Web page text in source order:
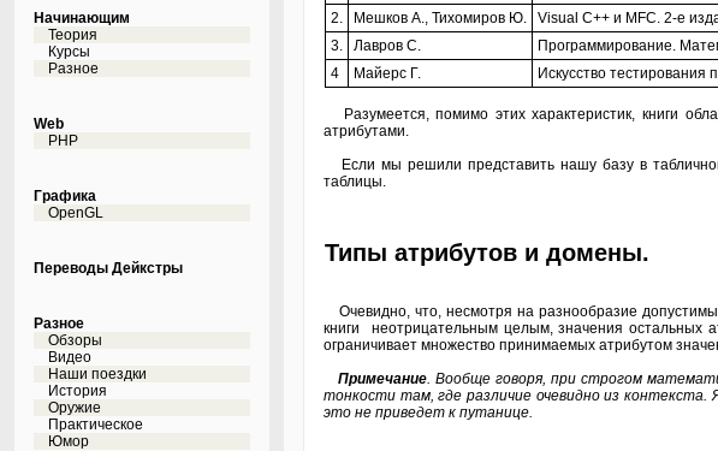
Начинающим
Теория
Курсы
Разное
Web
PHP
Графика
OpenGL
Переводы Дейкстры
Разное
Обзоры
Видео
Наши поездки
История
Оружие
Практическое
Юмор
2.
Мешков А., Тихомиров Ю. Visual C++ и MFC. 2-е
3.
Лавров С. Программирование.
4
Майерс Г. Искусство тестирования
Разумеется, помимо этих характеристик, книги
атрибутами.
Если мы решили представить нашу базу в
таблицы.
Типы атрибутов и домены.
Очевидно, что, несмотря на разнообразие
книги неотрицательным целым, значения остальных
ограничивает множество принимаемых атрибутом
Примечание. Вообще говоря, при строгом
тонкости там, где различие очевидно из
это не приведет к путанице.